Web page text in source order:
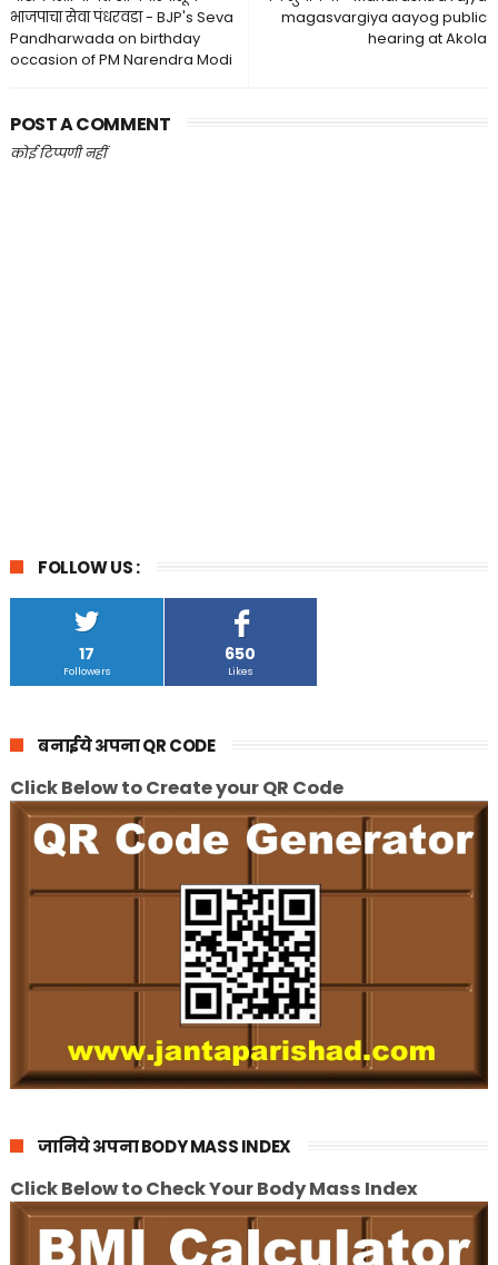
magasvargiya aayog public
hearing at Akola
भाजपाचा सेवा पंधरवडा - BJP's Seva
Pandharwada on birthday
occasion of PM Narendra Modi
POST A COMMENT
कोई टिप्पणी नहीं
FOLLOW US :
17
Followers
650
Likes
बनाईये अपना QR CODE
Click Below to Create your QR Code
जानिये अपना BODY MASS INDEX
Click Below to Check Your Body Mass Index